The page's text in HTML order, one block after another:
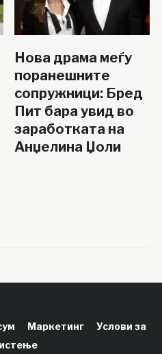
Нова драма меѓу
поранешните
сопружници: Бред
Пит бара увид во
заработката на
Анџелина Џоли
Маркетинг
Услови за